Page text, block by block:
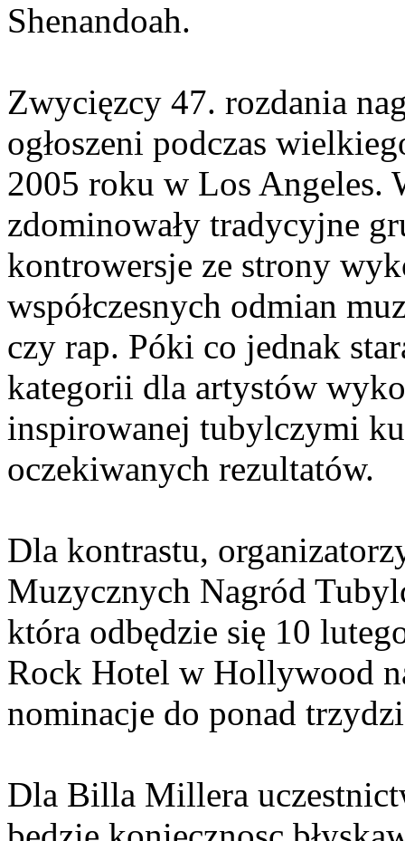
Shenandoah.
Zwycięzcy 47. rozdania
ogłoszeni podczas
2005 roku w Los Angeles.
zdominowały tradycyjne
kontrowersje ze strony
współczesnych odmian
czy rap. Póki co jednak
kategorii dla artystów
inspirowanej tubylczymi
oczekiwanych rezultatów.
Dla kontrastu,
Muzycznych Nagród
która odbędzie się 10
Rock Hotel w Hollywood
nominacje do ponad
Dla Billa Millera